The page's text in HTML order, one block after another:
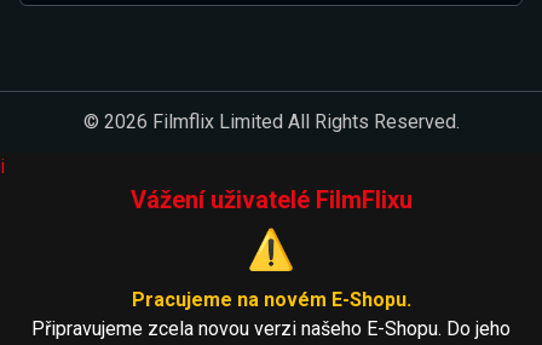
© 2026 Filmflix Limited All Rights Reserved.
i
Vážení uživatelé FilmFlixu
⚠️
Pracujeme na novém E-Shopu.
Připravujeme zcela novou verzi našeho E-Shopu. Do jeho